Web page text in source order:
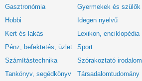
Gasztronómia
Gyermekek és szülők
Hobbi
Idegen nyelvű
Kert és lakás
Lexikon, enciklopédia
Pénz, befektetés, üzlet
Sport
Számítástechnika
Szórakoztató irodalom
Tankönyv, segédkönyv
Társadalomtudomány